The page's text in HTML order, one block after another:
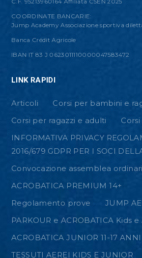
COORDINATE BANCARIE:
Jump Academy Associazione sportiva
Banca Crédit Agricole
IBAN IT 83 J 0623011110000047583472
LINK RAPIDI
Articoli
Corsi per bambini e
Corsi per ragazzi e adulti
INFORMATIVA PRIVACY
2016/679 GDPR PER I SOCI
Convocazione assemblea
ACROBATICA PREMIUM 14+
Regolamento prove
JUMP
PARKOUR e ACROBATICA Kids
ACROBATICA JUNIOR 11-17 ANNI
TESSUTI AEREI KIDS E JUNIOR